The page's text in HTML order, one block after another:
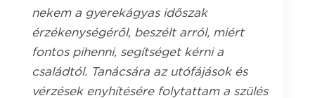
nekem a gyerekágyas időszak
érzékenységéről, beszélt arról, miért
fontos pihenni, segítséget kérni a
családtól. Tanácsára az utófájások és
vérzések enyhítésére folytattam a szülés